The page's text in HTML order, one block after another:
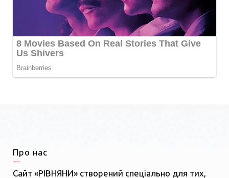
Про нас
Сайт «РІВНЯНИ» створений спеціально для тих,